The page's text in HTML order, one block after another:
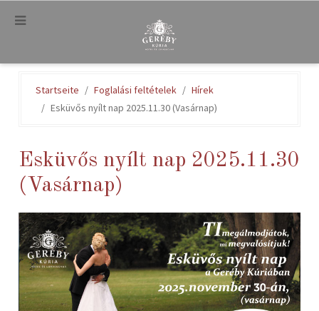
.
Startseite Foglalási feltételek
Hírek
Esküvős nyílt nap 2025.11.30 (Vasárnap)
Esküvős nyílt nap 2025.11.30
(Vasárnap)